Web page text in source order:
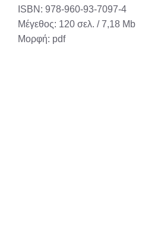
ISBN: 978-960-93-7097-4
Μέγεθος: 120 σελ. / 7,18 Μb
Μορφή: pdf